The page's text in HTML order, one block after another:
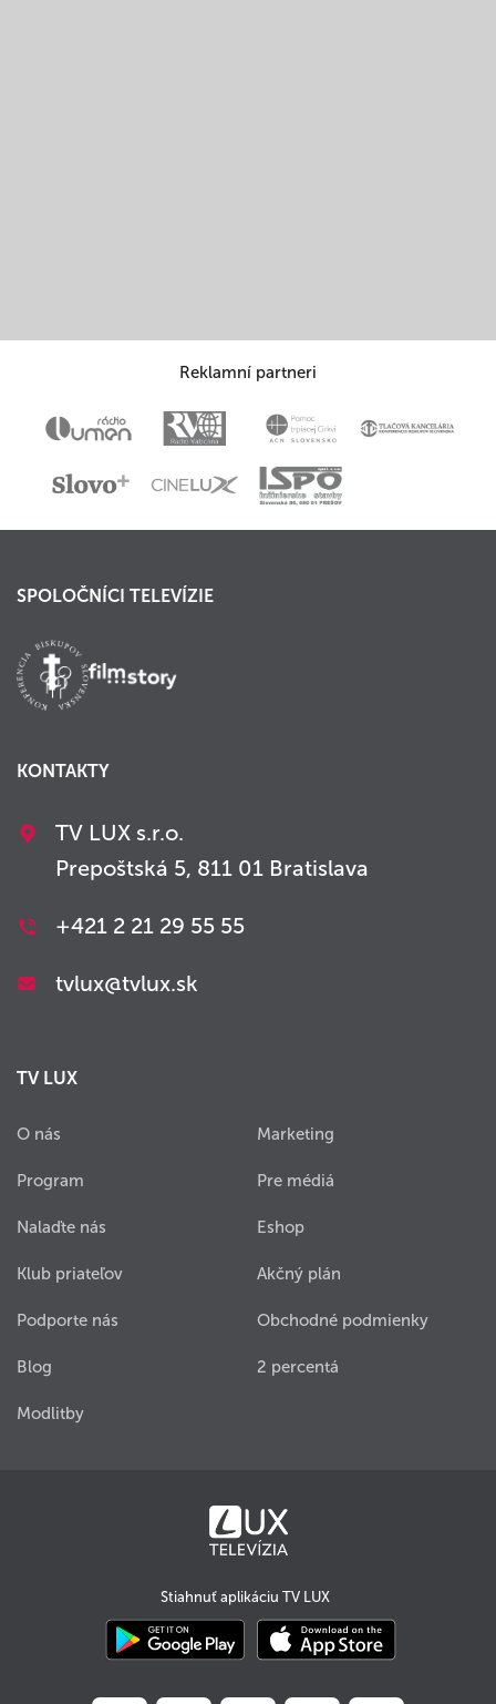
Reklamní partneri
SPOLOČNÍCI TELEVÍZIE
KONTAKTY
TV LUX s.r.o.
Prepoštská 5, 811 01 Bratislava
+421 2 21 29 55 55
tvlux@tvlux.sk
TV LUX
O nás
Program
Nalaďte nás
Klub priateľov
Podporte nás
Blog
Modlitby
Marketing
Pre médiá
Eshop
Akčný plán
Obchodné podmienky
2 percentá
Stiahnuť aplikáciu TV LUX